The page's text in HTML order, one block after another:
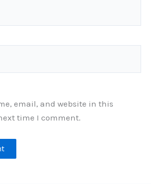
email, and website in this
time I comment.